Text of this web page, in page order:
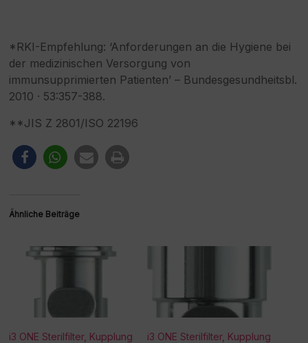
*RKI-Empfehlung: ‘Anforderungen an die Hygiene bei
der medizinischen Versorgung von
immunsupprimierten Patienten’ – Bundesgesundheitsbl.
2010 · 53:357-388.
**JIS Z 2801/ISO 22196
Ähnliche Beiträge
i3 ONE Sterilfilter, Kupplung
i3 ONE Sterilfilter, Kupplung